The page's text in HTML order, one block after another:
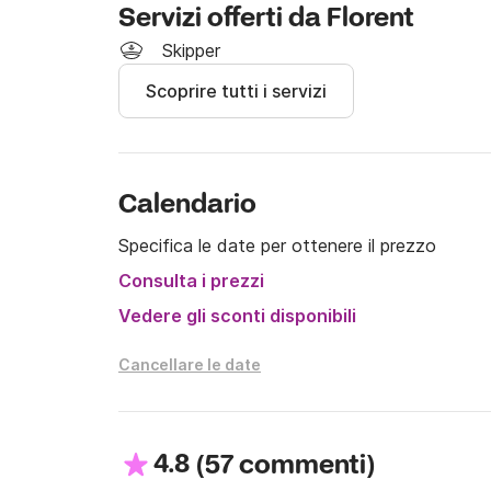
spiagge di sabbia bianca e i ristoranti sul
incantevoli porti di pescatori, i borghi collinari
Tariffa skipper da pagare il giorno del noleggio:
€250
Noleggio ciambella trainabile o wakeboard:
Noleggio stand-up paddleboard: €40
Per maggiori informazioni sulla barca o su
messaggio tramite Click&Boat. Sarò lieto di
A presto!
Servizi offerti da Florent
Skipper
Scoprire tutti i servizi
Calendario
Specifica le date per ottenere il prezzo
Consulta i prezzi
Vedere gli sconti disponibili
Cancellare le date
4.8 (57 commenti)